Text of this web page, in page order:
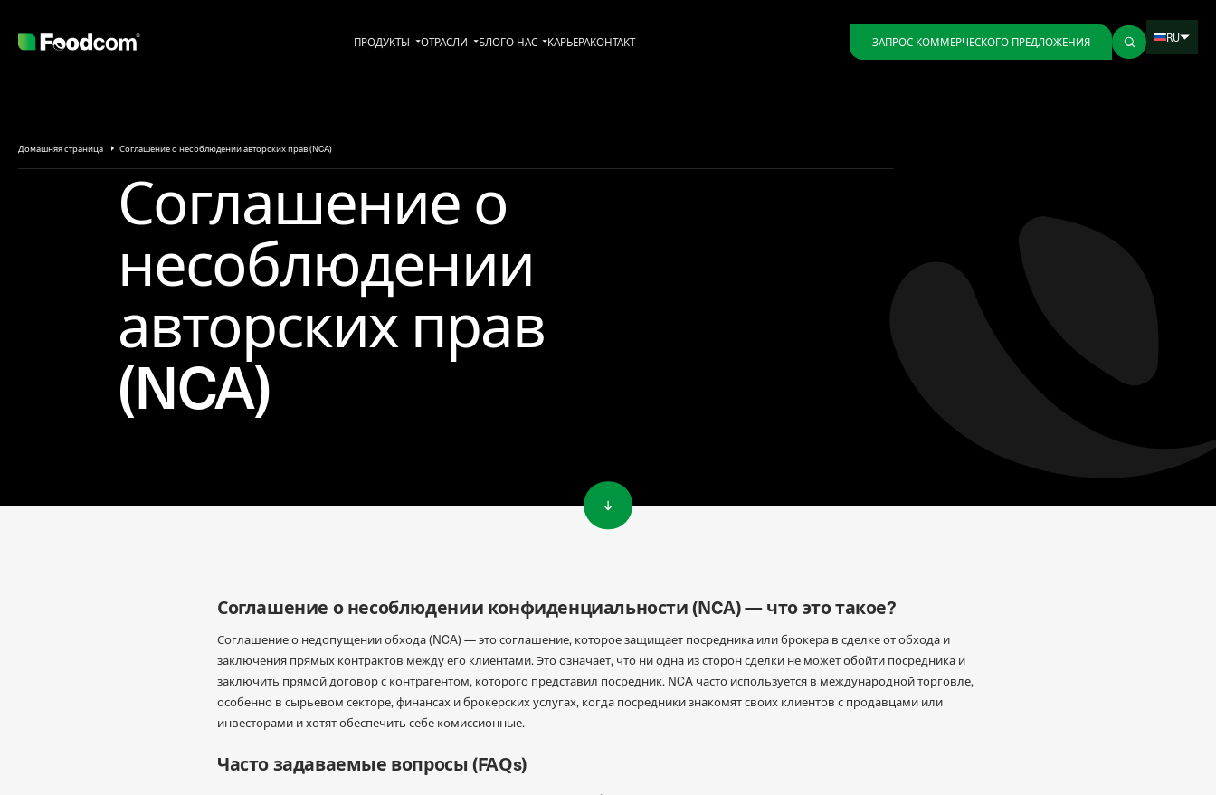
Домашняя страница Соглашение о несоблюдении авторских прав (NCA)
Соглашение о
несоблюдении
авторских прав
(NCA)
ПРОДУКТЫ ОТРАСЛИ БЛОГО НАС KАРЬЕРАКОНТАКТ ЗАПРОС КОММЕРЧЕСКОГО ПРЕДЛОЖЕНИЯ RU
Соглашение о несоблюдении конфиденциальности (NCA) — что это такое?
Соглашение о недопущении обхода (NCA) — это соглашение, которое защищает посредника или брокера в сделке от обхода и
заключения прямых контрактов между его клиентами. Это означает, что ни одна из сторон сделки не может обойти посредника и
заключить прямой договор с контрагентом, которого представил посредник. NCA часто используется в международной торговле,
особенно в сырьевом секторе, финансах и брокерских услугах, когда посредники знакомят своих клиентов с продавцами или
инвесторами и хотят обеспечить себе комиссионные.
Часто задаваемые вопросы (FAQs)